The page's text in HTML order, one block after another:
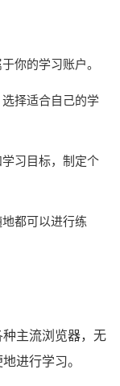
你的学习账户。
择适合自己的学
习目标，制定个
都可以进行练
主流浏览器，无
进行学习。